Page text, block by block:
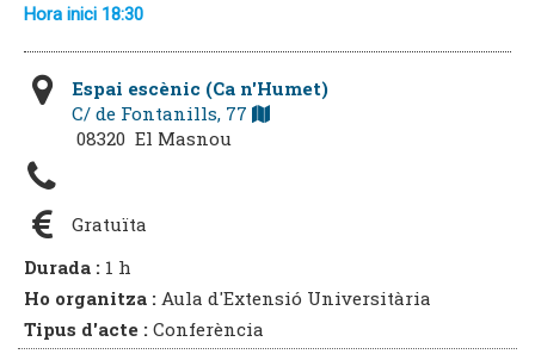
Hora inici 18:30
Espai escènic (Ca n'Humet)
C/ de Fontanills, 77
08320 El Masnou
Gratuïta
Durada : 1 h
Ho organitza : Aula d'Extensió Universitària
Tipus d'acte : Conferència